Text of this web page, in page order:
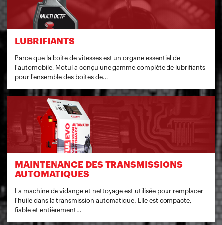
LUBRIFIANTS
Parce que la boite de vitesses est un organe essentiel de
l'automobile, Motul a conçu une gamme complète de lubrifiants
pour l'ensemble des boites de…
MAINTENANCE DES TRANSMISSIONS
AUTOMATIQUES
La machine de vidange et nettoyage est utilisée pour remplacer
l'huile dans la transmission automatique. Elle est compacte,
fiable et entièrement…